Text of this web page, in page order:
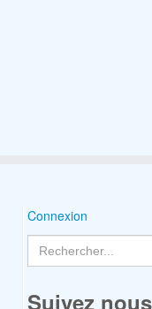
Connexion
Search
for:
Suivez nous